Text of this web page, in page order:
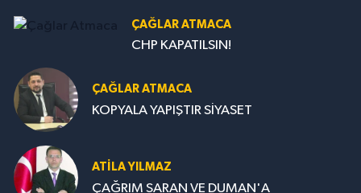
ÇAĞLAR ATMACA
CHP KAPATILSIN!
ÇAĞLAR ATMACA
KOPYALA YAPIŞTIR SİYASET
ATILA YILMAZ
ÇAĞRIM SARAN VE DUMAN'A